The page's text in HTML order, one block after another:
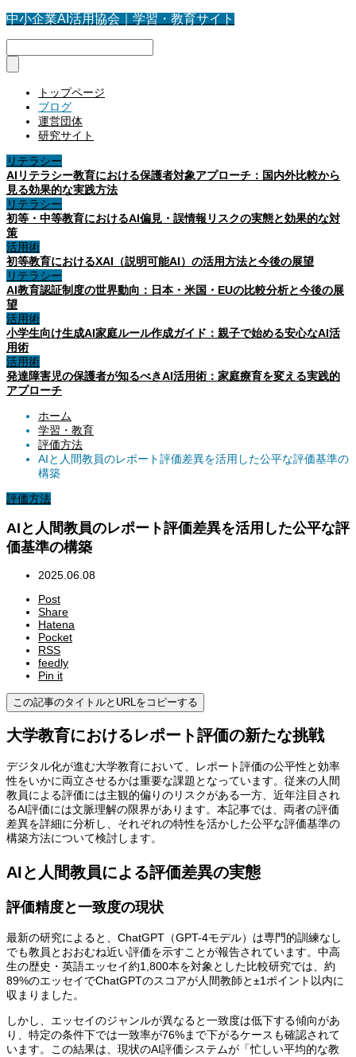
中小企業AI活用協会｜学習・教育サイト
トップページ
ブログ
運営団体
研究サイト
リテラシー
AIリテラシー教育における保護者対象アプローチ：国内外比較から
見る効果的な実践方法
リテラシー
初等・中等教育におけるAI偏見・誤情報リスクの実態と効果的な対
策
活用術
初等教育におけるXAI（説明可能AI）の活用方法と今後の展望
リテラシー
AI教育認証制度の世界動向：日本・米国・EUの比較分析と今後の展
望
活用術
小学生向け生成AI家庭ルール作成ガイド：親子で始める安心なAI活
用術
活用術
発達障害児の保護者が知るべきAI活用術：家庭療育を変える実践的
アプローチ
ホーム
学習・教育
評価方法
AIと人間教員のレポート評価差異を活用した公平な評価基準の
構築
評価方法
AIと人間教員のレポート評価差異を活用した公平な評
価基準の構築
2025.06.08
Post
Share
Hatena
Pocket
RSS
feedly
Pin it
この記事のタイトルとURLをコピーする
大学教育におけるレポート評価の新たな挑戦
デジタル化が進む大学教育において、レポート評価の公平性と効率
性をいかに両立させるかは重要な課題となっています。従来の人間
教員による評価には主観的偏りのリスクがある一方、近年注目され
るAI評価には文脈理解の限界があります。本記事では、両者の評価
差異を詳細に分析し、それぞれの特性を活かした公平な評価基準の
構築方法について検討します。
AIと人間教員による評価差異の実態
評価精度と一致度の現状
最新の研究によると、ChatGPT（GPT-4モデル）は専門的訓練なし
でも教員とおおむね近い評価を示すことが報告されています。中高
生の歴史・英語エッセイ約1,800本を対象とした比較研究では、約
89%のエッセイでChatGPTのスコアが人間教師と±1ポイント以内に
収まりました。
しかし、エッセイのジャンルが異なると一致度は低下する傾向があ
り、特定の条件下では一致率が76%まで下がるケースも確認されて
います。この結果は、現状のAI評価システムが「忙しい平均的な教